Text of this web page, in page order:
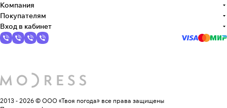
Компания
Покупателям
Вход в кабинет
2013 - 2026 © ООО «Твоя погода» все права защищены